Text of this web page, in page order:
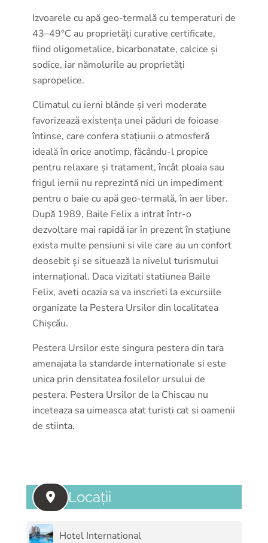
Izvoarele cu apă geo-termală cu temperaturi de
43–49°C au proprietăți curative certificate,
fiind oligometalice, bicarbonatate, calcice și
sodice, iar nămolurile au proprietăți
sapropelice.
Climatul cu ierni blânde și veri moderate
favorizează existența unei păduri de foioase
întinse, care confera stațiunii o atmosferă
ideală în orice anotimp, făcându-l propice
pentru relaxare și tratament, încât ploaia sau
frigul iernii nu reprezintă nici un impediment
pentru o baie cu apă geo-termală, în aer liber.
După 1989, Baile Felix a intrat într-o
dezvoltare mai rapidă iar în prezent în stațiune
exista multe pensiuni si vile care au un confort
deosebit și se situează la nivelul turismului
internațional. Daca vizitati statiunea Baile
Felix, aveti ocazia sa va inscrieti la excursiile
organizate la Pestera Ursilor din localitatea
Chișcău.
Pestera Ursilor este singura pestera din tara
amenajata la standarde internationale si este
unica prin densitatea fosilelor ursului de
pestera. Pestera Ursilor de la Chiscau nu
inceteaza sa uimeasca atat turisti cat si oamenii
de stiinta.
Locații
Hotel International